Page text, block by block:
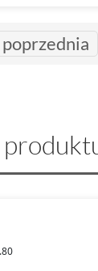
poprzednia